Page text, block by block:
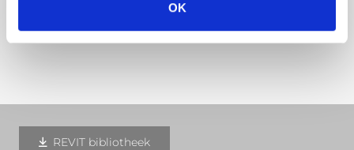
OK
Download hier onze montagehandleiding
REVIT bibliotheek